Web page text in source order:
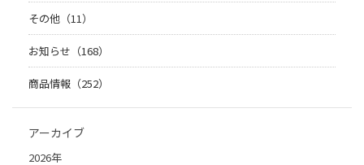
その他（11）
お知らせ（168）
商品情報（252）
アーカイブ
2026年